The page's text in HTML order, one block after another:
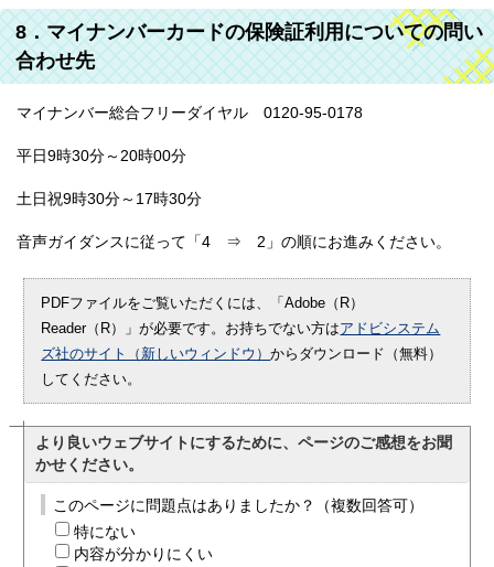
8．マイナンバーカードの保険証利用についての問い
合わせ先
マイナンバー総合フリーダイヤル 0120-95-0178
平日9時30分～20時00分
土日祝9時30分～17時30分
音声ガイダンスに従って「4 ⇒ 2」の順にお進みください。
PDFファイルをご覧いただくには、「Adobe（R）
Reader（R）」が必要です。お持ちでない方はアドビシステム
ズ社のサイト（新しいウィンドウ）からダウンロード（無料）
してください。
より良いウェブサイトにするために、ページのご感想をお聞
かせください。
このページに問題点はありましたか？（複数回答可）
特にない
内容が分かりにくい